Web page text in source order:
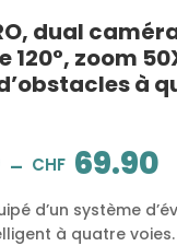
dual
120°, zoom
à
– CHF 69.90
d’un système
à quatre voies.